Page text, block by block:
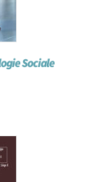
Sociale